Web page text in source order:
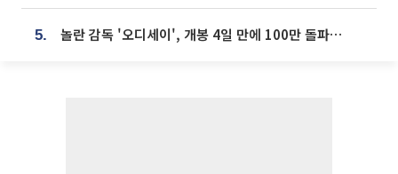
5. 놀란 감독 '오디세이', 개봉 4일 만에 100만 돌파⋯'왕사남' 보다 빠르다